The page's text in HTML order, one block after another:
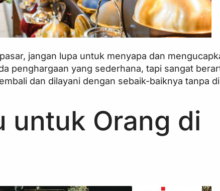
jangan lupa untuk menyapa dan
penghargaan yang sederhana, tapi sangat
dan dilayani dengan sebaik-baiknya tanpa
untuk Orang di